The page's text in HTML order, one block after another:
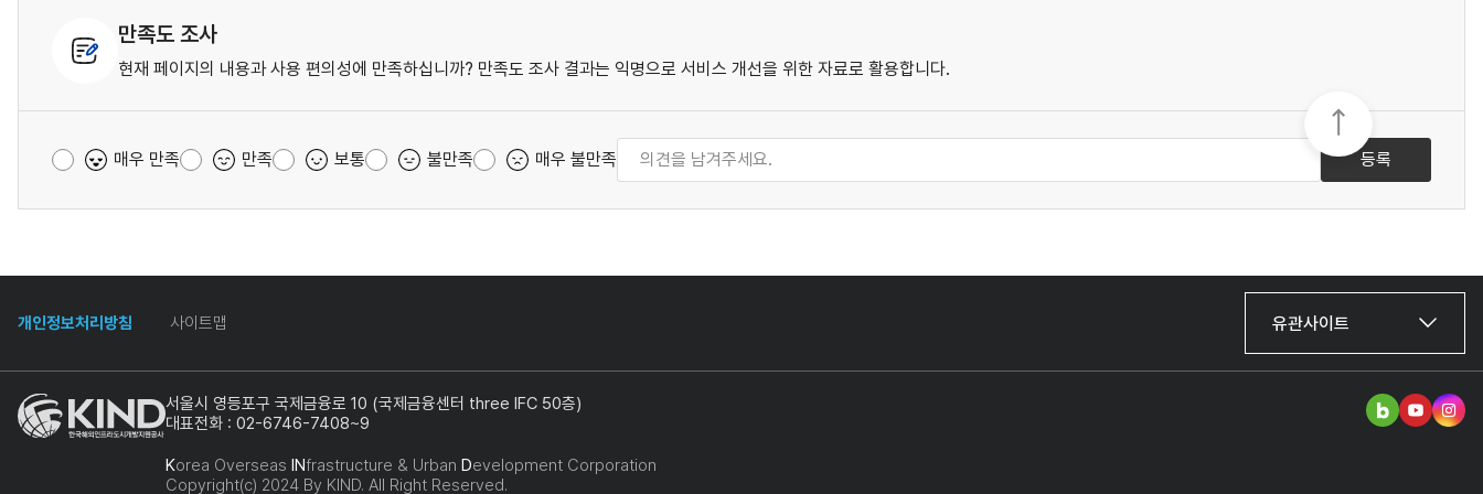
만족도 조사
현재 페이지의 내용과 사용 편의성에 만족하십니까? 만족도 조사 결과는 익명으로 서비스 개선을 위한 자료로 활용합니다.
매우 만족 만족 보통 불만족 매우 불만족 등록
개인정보처리방침 사이트맵 유관사이트
서울시 영등포구 국제금융로 10 (국제금융센터 three IFC 50층)
대표전화 : 02-6746-7408~9
Korea Overseas INfrastructure & Urban Development Corporation
Copyright(c) 2024 By KIND. All Right Reserved.